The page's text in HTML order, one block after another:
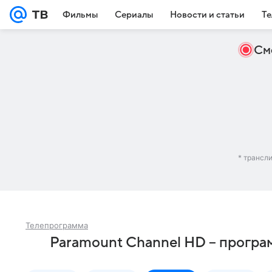
Фильмы Сериалы Новости и статьи
*
Телепрограмма
Paramount Channel HD –